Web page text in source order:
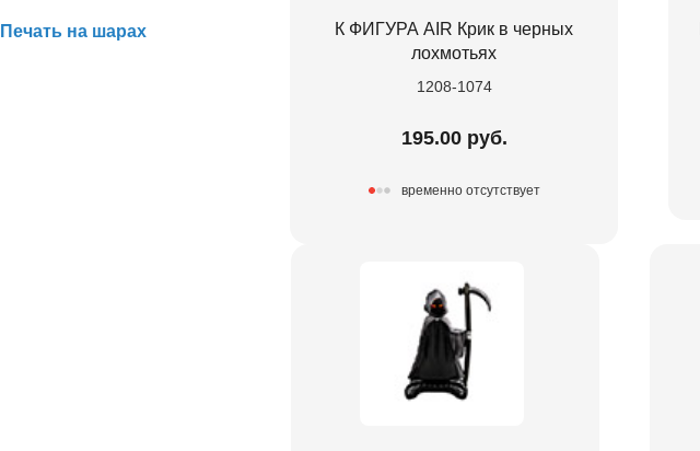
Печать на шарах
К ФИГУРА AIR Крик в черных
лохмотьях
1208-1074
195.00 руб.
временно отсутствует